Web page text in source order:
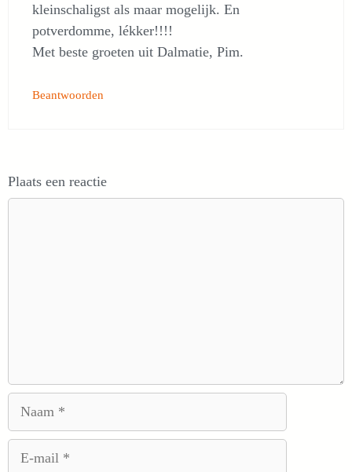
kleinschaligst als maar mogelijk. En
potverdomme, lékker!!!!
Met beste groeten uit Dalmatie, Pim.
Beantwoorden
Plaats een reactie